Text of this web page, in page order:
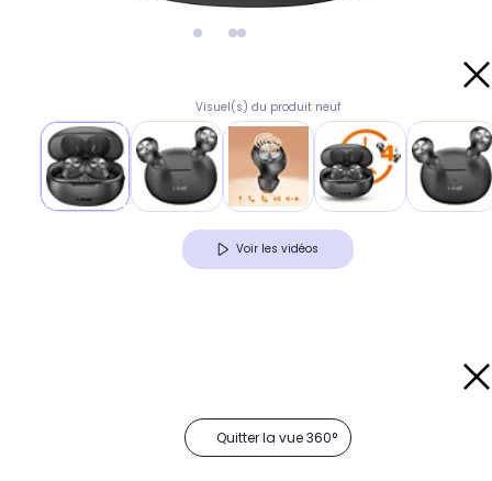
Visuel(s) du produit neuf
Voir les vidéos
Quitter la vue 360°